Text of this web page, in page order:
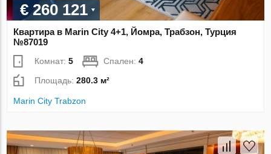
€ 260 121
Квартира в Marin City 4+1, Йомра, Трабзон, Турция
№87019
Комнат:5 Спален:4
Площадь:280.3 м²
Marin City Trabzon